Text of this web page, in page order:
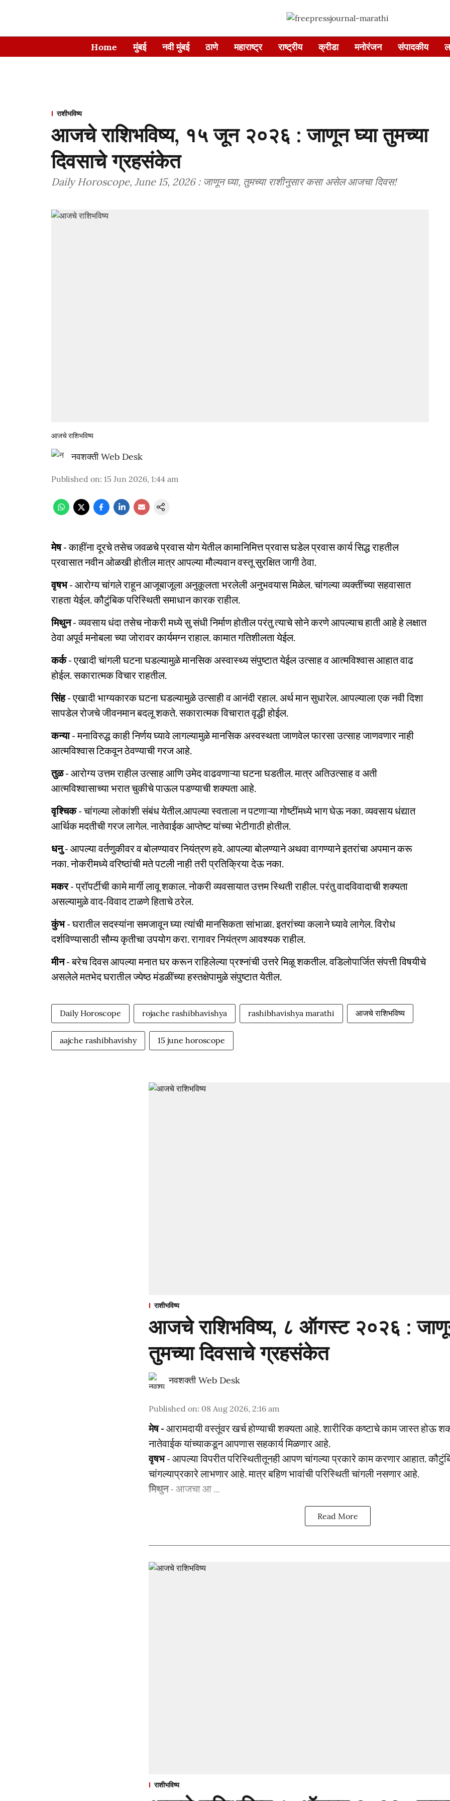
Home मुंबई नवी मुंबई ठाणे महाराष्ट्र राष्ट्रीय क्रीडा मनोरंजन संपादकीय
राशीभविष्य
आजचे राशिभविष्य, १५ जून २०२६ : जाणून घ्या तुमच्या
दिवसाचे ग्रहसंकेत
Daily Horoscope, June 15, 2026 : जाणून घ्या, तुमच्या राशीनुसार कसा असेल आजचा दिवस!
आजचे राशिभविष्य
नवशक्ती Web Desk
Published on: 15 Jun 2026, 1:44 am
मेष- काहींना दूरचे तसेच जवळचे प्रवास योग येतील कामानिमित्त प्रवास घडेल प्रवास कार्य सिद्ध राहतील
प्रवासात नवीन ओळखी होतील मात्र आपल्या मौल्यवान वस्तू सुरक्षित जागी ठेवा.
वृषभ- आरोग्य चांगले राहून आजूबाजूला अनुकूलता भरलेली अनुभवयास मिळेल. चांगल्या व्यक्तींच्या सहवासात
राहता येईल. कौटुंबिक परिस्थिती समाधान कारक राहील.
मिथुन- व्यवसाय धंदा तसेच नोकरी मध्ये सु संधी निर्माण होतील परंतु त्याचे सोने करणे आपल्याच हाती आहे हे लक्षात
ठेवा अपूर्व मनोबला च्या जोरावर कार्यमग्न राहाल. कामात गतिशीलता येईल.
कर्क- एखादी चांगली घटना घडल्यामुळे मानसिक अस्वास्थ्य संपुष्टात येईल उत्साह व आत्मविश्वास आहात वाढ
होईल. सकारात्मक विचार राहतील.
सिंह- एखादी भाग्यकारक घटना घडल्यामुळे उत्साही व आनंदी रहाल. अर्थ मान सुधारेल. आपल्याला एक नवी दिशा
सापडेल रोजचे जीवनमान बदलू शकते. सकारात्मक विचारात वृद्धी होईल.
कन्या- मनाविरुद्ध काही निर्णय घ्यावे लागल्यामुळे मानसिक अस्वस्थता जाणवेल फारसा उत्साह जाणवणार नाही
आत्मविश्वास टिकवून ठेवण्याची गरज आहे.
तुळ- आरोग्य उत्तम राहील उत्साह आणि उमेद वाढवणाऱ्या घटना घडतील. मात्र अतिउत्साह व अती
आत्मविश्वासाच्या भरात चुकीचे पाऊल पडण्याची शक्यता आहे.
वृश्चिक- चांगल्या लोकांशी संबंध येतील.आपल्या स्वताला न पटणाऱ्या गोष्टींमध्ये भाग घेऊ नका. व्यवसाय धंद्यात
आर्थिक मदतीची गरज लागेल. नातेवाईक आप्तेष्ट यांच्या भेटीगाठी होतील.
धनु- आपल्या वर्तणुकीवर व बोलण्यावर नियंत्रण हवे. आपल्या बोलण्याने अथवा वागण्याने इतरांचा अपमान करू
नका. नोकरीमध्ये वरिष्ठांची मते पटली नाही तरी प्रतिक्रिया देऊ नका.
मकर- प्रॉपर्टीची कामे मार्गी लावू शकाल. नोकरी व्यवसायात उत्तम स्थिती राहील. परंतु वादविवादाची शक्यता
असल्यामुळे वाद-विवाद टाळणे हिताचे ठरेल.
कुंभ- घरातील सदस्यांना समजावून घ्या त्यांची मानसिकता सांभाळा. इतरांच्या कलाने घ्यावे लागेल. विरोध
दर्शविण्यासाठी सौम्य कृतीचा उपयोग करा. रागावर नियंत्रण आवश्यक राहील.
मीन- बरेच दिवस आपल्या मनात घर करून राहिलेल्या प्रश्नांची उत्तरे मिळू शकतील. वडिलोपार्जित संपत्ती विषयीचे
असलेले मतभेद घरातील ज्येष्ठ मंडळींच्या हस्तक्षेपामुळे संपुष्टात येतील.
Daily Horoscope rojache rashibhavishya rashibhavishya marathi आजचे राशिभविष्य
aajche rashibhavishy 15 june horoscope
राशीभविष्य
आजचे राशिभविष्य, ८ ऑगस्ट २०२६ :
तुमच्या दिवसाचे ग्रहसंकेत
नवशक्ती Web Desk
Published on: 08 Aug 2026, 2:16 am
मेष -आरामदायी वस्तूंवर खर्च होण्याची शक्यता आहे. शारीरिक कष्टाचे काम जास्त होऊ
नातेवाईक यांच्याकडून आपणास सहकार्य मिळणार आहे.
वृषभ- आपल्या विपरीत परिस्थितीतूनही आपण चांगल्या प्रकारे काम करणार आहात.
चांगल्याप्रकारे लाभणार आहे. मात्र बहिण भावांची परिस्थिती चांगली नसणार आहे.
मिथुन- आजचा आ ...
Read More
राशीभविष्य